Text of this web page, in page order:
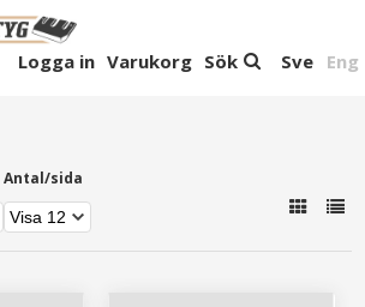
Sve Eng
Sök
Varukorg
Logga in
Antal/sida